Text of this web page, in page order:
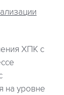
ХПК с
на уровне